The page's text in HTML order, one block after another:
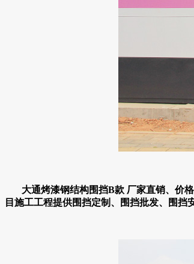
大通烤漆钢结构围挡B款 厂家直销、价格
目施工工程提供围挡定制、围挡批发、围挡